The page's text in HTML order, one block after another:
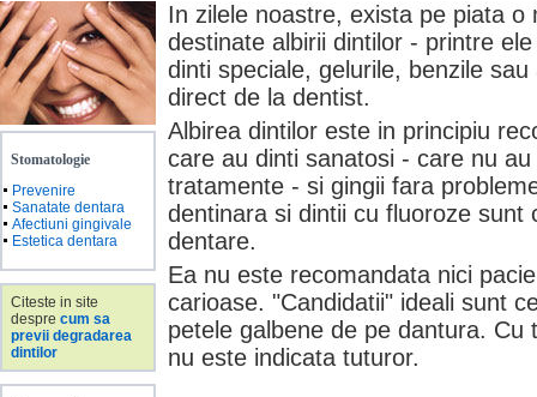
Stomatologie
Prevenire
Sanatate dentara
Afectiuni gingivale
Estetica dentara
Citeste in site
despre cum sa
previi degradarea
dintilor
In zilele noastre, exista pe piata o
destinate albirii dintilor - printre
dinti speciale, gelurile, benzile
direct de la dentist.
Albirea dintilor este in principiu
care au dinti sanatosi - care nu
tratamente - si gingii fara
dentinara si dintii cu fluoroze sunt
dentare.
Ea nu este recomandata nici
carioase. "Candidatii" ideali sunt
petele galbene de pe dantura. Cu
nu este indicata tuturor.